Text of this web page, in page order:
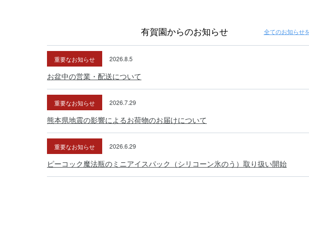
有賀園からのお知らせ 全てのお知らせ
重要なお知らせ 2026.8.5
お盆中の営業・配送について
重要なお知らせ 2026.7.29
熊本県地震の影響によるお荷物のお届けについて
重要なお知らせ 2026.6.29
ピーコック魔法瓶のミニアイスパック（シリコーン氷のう）取り扱い開始